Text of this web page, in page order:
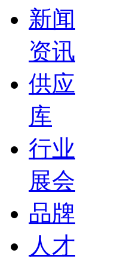
新闻
资讯
供应
库
行业
展会
品牌
人才